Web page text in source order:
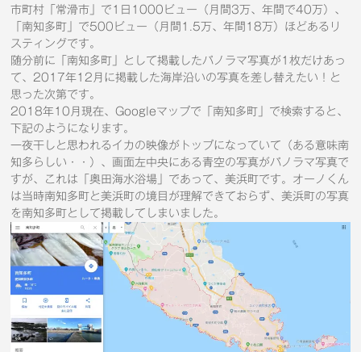
市町村「常滑市」で1日1000ビュー（月間3万、年間で40万）、
「南知多町」で500ビュー（月間1.5万、年間18万）ほどあるリ
スティングです。
随分前に「南知多町」として掲載したパノラマ写真が1枚だけあっ
て、2017年12月に掲載した海岸沿いの写真を差し替えたい！と
思った次第です。
2018年10月現在、Googleマップで「南知多町」で検索すると、
下記のようになります。
一夜干しと思われるイカの映像がトップになっていて（ある意味南
知多らしい・・）、画面左中央にある青空の写真がパノラマ写真で
すが、これは「奥田海水浴場」であって、美浜町です。オーノくん
は当時南知多町と美浜町の境目が理解できておらず、美浜町の写真
を南知多町として掲載してしまいました。